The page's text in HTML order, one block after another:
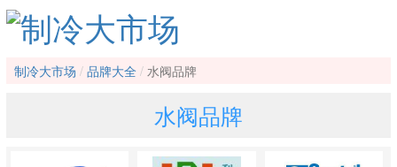
制冷大市场 品牌大全 水阀品牌
水阀品牌